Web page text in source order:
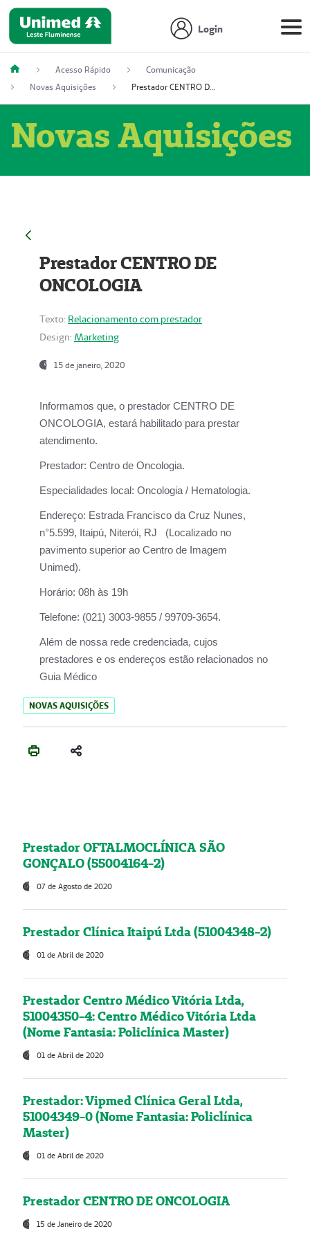
Login
Acesso Rápido
Comunicação
Novas Aquisições
Prestador CENTRO DE ONCOLOGIA
Novas Aquisições
Prestador CENTRO DE
ONCOLOGIA
Texto: Relacionamento com prestador
Design: Marketing
15 de janeiro, 2020
Informamos que, o prestador CENTRO DE
ONCOLOGIA, estará habilitado para prestar
atendimento.
Prestador: Centro de Oncologia.
Especialidades local: Oncologia / Hematologia.
Endereço: Estrada Francisco da Cruz Nunes,
n°5.599, Itaipú, Niterói, RJ (Localizado no
pavimento superior ao Centro de Imagem
Unimed).
Horário: 08h às 19h
Telefone: (021) 3003-9855 / 99709-3654.
Além de nossa rede credenciada, cujos
prestadores e os endereços estão relacionados no
Guia Médico
NOVAS AQUISIÇÕES
Prestador OFTALMOCLÍNICA SÃO
GONÇALO (55004164-2)
07 de Agosto de 2020
Prestador Clínica Itaipú Ltda (51004348-2)
01 de Abril de 2020
Prestador Centro Médico Vitória Ltda,
51004350-4: Centro Médico Vitória Ltda
(Nome Fantasia: Policlínica Master)
01 de Abril de 2020
Prestador: Vipmed Clínica Geral Ltda,
51004349-0 (Nome Fantasia: Policlínica
Master)
01 de Abril de 2020
Prestador CENTRO DE ONCOLOGIA
15 de Janeiro de 2020